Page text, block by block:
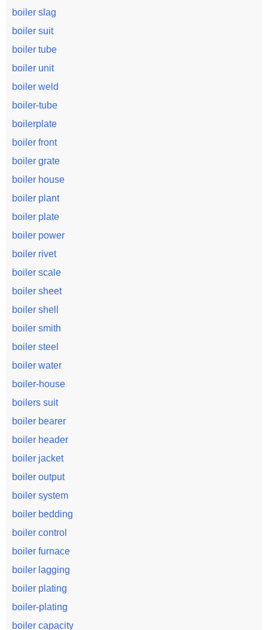
boiler slag
boiler suit
boiler tube
boiler unit
boiler weld
boiler-tube
boilerplate
boiler front
boiler grate
boiler house
boiler plant
boiler plate
boiler power
boiler rivet
boiler scale
boiler sheet
boiler shell
boiler smith
boiler steel
boiler water
boiler-house
boilers suit
boiler bearer
boiler header
boiler jacket
boiler output
boiler system
boiler bedding
boiler control
boiler furnace
boiler lagging
boiler plating
boiler-plating
boiler capacity